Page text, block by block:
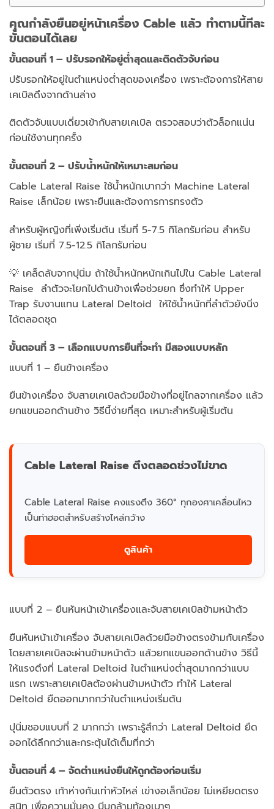
คุณกำลังยืนอยู่หน้าเครื่อง Cable แล้ว ทำตามนี้ทีละ
ขั้นตอนได้เลย
ขั้นตอนที่ 1 – ปรับรอกให้อยู่ต่ำสุดและติดตัวจับก่อน
ปรับรอกให้อยู่ในตำแหน่งต่ำสุดของเครื่อง เพราะต้องการให้สาย
เคเบิลดึงจากด้านล่าง
ติดตัวจับแบบเดี่ยวเข้ากับสายเคเบิล ตรวจสอบว่าตัวล็อกแน่น
ก่อนใช้งานทุกครั้ง
ขั้นตอนที่ 2 – ปรับน้ำหนักให้เหมาะสมก่อน
Cable Lateral Raise ใช้น้ำหนักเบากว่า Machine Lateral
Raise เล็กน้อย เพราะยืนและต้องการการทรงตัว
สำหรับผู้หญิงที่เพิ่งเริ่มต้น เริ่มที่ 5-7.5 กิโลกรัมก่อน สำหรับ
ผู้ชาย เริ่มที่ 7.5-12.5 กิโลกรัมก่อน
💡 เคล็ดลับจากปุนิ่ม ถ้าใช้น้ำหนักหนักเกินไปใน Cable Lateral
Raise ลำตัวจะโยกไปด้านข้างเพื่อช่วยยก ซึ่งทำให้ Upper
Trap รับงานแทน Lateral Deltoid ให้ใช้น้ำหนักที่ลำตัวยังนิ่ง
ได้ตลอดชุด
ขั้นตอนที่ 3 – เลือกแบบการยืนที่จะทำ มีสองแบบหลัก
แบบที่ 1 – ยืนข้างเครื่อง
ยืนข้างเครื่อง จับสายเคเบิลด้วยมือข้างที่อยู่ไกลจากเครื่อง แล้ว
ยกแขนออกด้านข้าง วิธีนี้ง่ายที่สุด เหมาะสำหรับผู้เริ่มต้น
Cable Lateral Raise ตึงตลอดช่วงไม่ขาด
Cable Lateral Raise คงแรงตึง 360° ทุกองศาเคลื่อนไหว
เป็นท่าฮอตสำหรับสร้างไหล่กว้าง
ดูสินค้า
แบบที่ 2 – ยืนหันหน้าเข้าเครื่องและจับสายเคเบิลข้ามหน้าตัว
ยืนหันหน้าเข้าเครื่อง จับสายเคเบิลด้วยมือข้างตรงข้ามกับเครื่อง
โดยสายเคเบิลจะผ่านข้ามหน้าตัว แล้วยกแขนออกด้านข้าง วิธีนี้
ให้แรงตึงที่ Lateral Deltoid ในตำแหน่งต่ำสุดมากกว่าแบบ
แรก เพราะสายเคเบิลต้องผ่านข้ามหน้าตัว ทำให้ Lateral
Deltoid ยืดออกมากกว่าในตำแหน่งเริ่มต้น
ปุนิ่มชอบแบบที่ 2 มากกว่า เพราะรู้สึกว่า Lateral Deltoid ยืด
ออกได้ลึกกว่าและกระตุ้นได้เต็มที่กว่า
ขั้นตอนที่ 4 – จัดตำแหน่งยืนให้ถูกต้องก่อนเริ่ม
ยืนตัวตรง เท้าห่างกันเท่าหัวไหล่ เข่างอเล็กน้อย ไม่เหยียดตรง